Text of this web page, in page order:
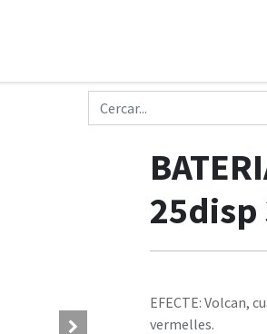
25disp
EFECTE: Volcan,
vermelles.